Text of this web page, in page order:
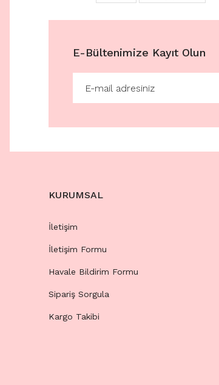
E-Bültenimize Kayıt Olun
KURUMSAL
İletişim
İletişim Formu
Havale Bildirim Formu
Sipariş Sorgula
Kargo Takibi